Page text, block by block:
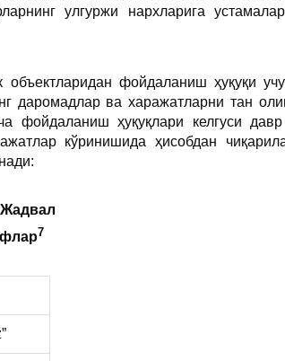
улгуржи нархларига
фойдаланиш ҳуқуқи
даромадлар ва харажатларни тан
фойдаланиш ҳуқуқлари келгуси
кўринишида ҳисобдан
7